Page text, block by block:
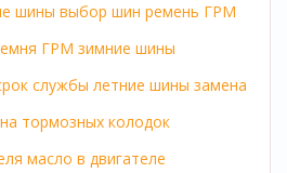
шины выбор шин ремень ГРМ
ГРМ зимние шины
службы летние шины замена
тормозных колодок
масло в двигателе